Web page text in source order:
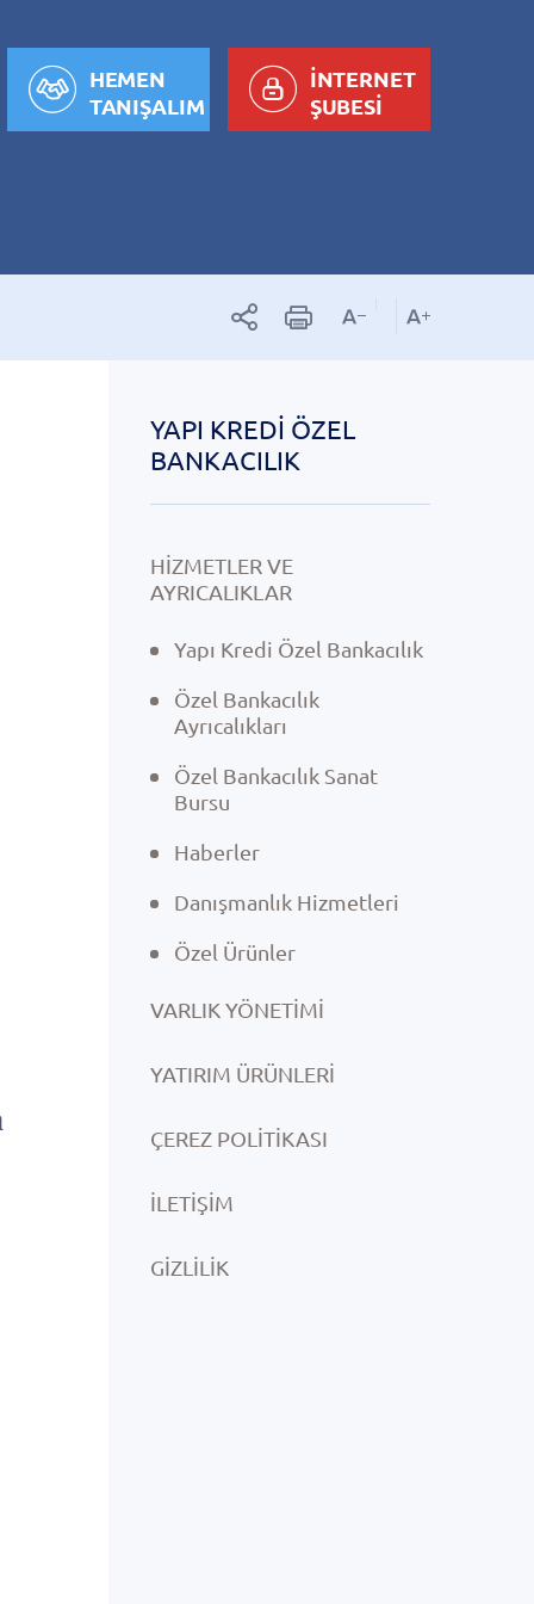
İNTERNET
ŞUBESİ
HEMEN
TANIŞALIM
YAPI KREDI ÖZEL
BANKACILIK
HİZMETLER VE
AYRICALIKLAR
Yapı Kredi Özel Bankacılık
Özel Bankacılık
Ayrıcalıkları
Özel Bankacılık Sanat
Bursu
Haberler
Danışmanlık Hizmetleri
Özel Ürünler
VARLIK YÖNETIMI
YATIRIM ÜRÜNLERI
ÇEREZ POLITIKASI
İLETIŞIM
GIZLILIK